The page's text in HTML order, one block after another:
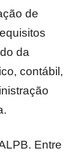
de
da
contábil,
Entre